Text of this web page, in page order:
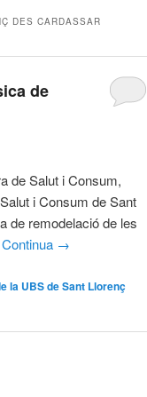
DES CARDASSAR
de
de Salut i Consum,
i Consum de Sant
de remodelació de les
Continua →
la UBS de Sant Llorenç